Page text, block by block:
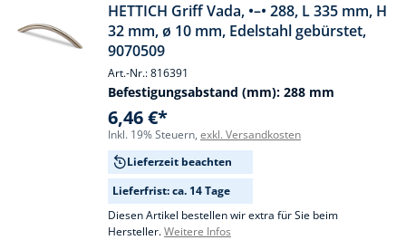
HETTICH Griff Vada, •–• 288, L 335 mm, H
32 mm, ø 10 mm, Edelstahl gebürstet,
9070509
Art.-Nr.: 816391
Befestigungsabstand (mm): 288 mm
6,46 €*
Inkl. 19% Steuern, exkl. Versandkosten
Lieferzeit beachten
Lieferfrist: ca. 14 Tage
Diesen Artikel bestellen wir extra für Sie beim
Hersteller.Weitere Infos